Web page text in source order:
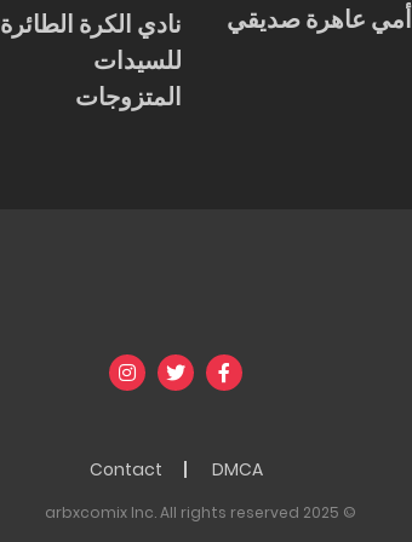
أمي عاهرة صديقي
نادي الكرة الطائرة
للسيدات
المتزوجات
DMCA
Contact
© 2025 arbxcomix Inc. All rights reserved